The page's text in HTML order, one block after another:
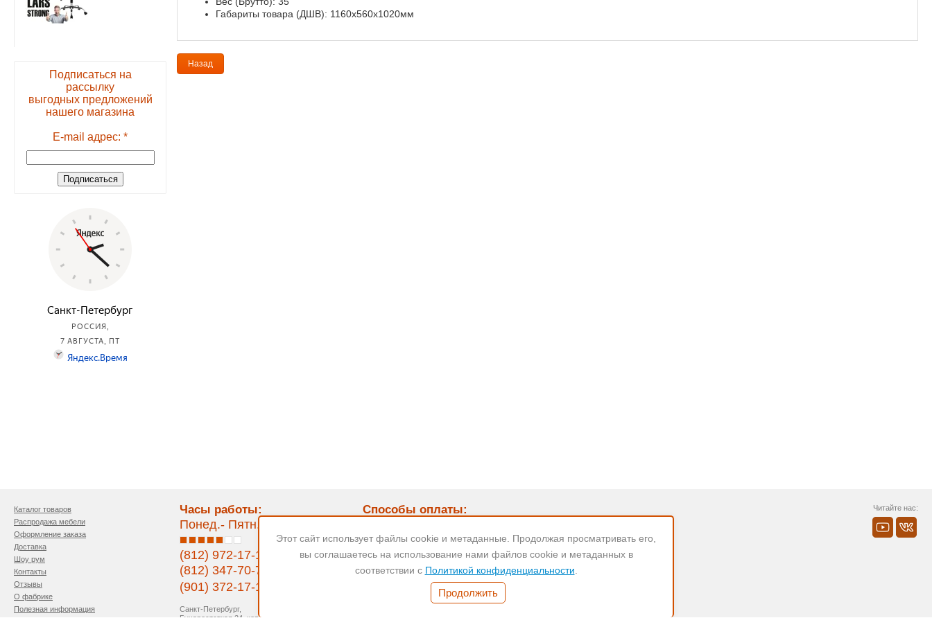
Подписаться на
рассылку
выгодных предложений
нашего магазина
E-mail адрес: *
Габариты товара (ДШВ): 1160x560x1020мм
Назад
Читайте нас:
Каталог товаров
Распродажа мебели
Оформление заказа
Доставка
Шоу рум
Контакты
Отзывы
О фабрике
Полезная информация
Часы работы:
Понед.- Пятн. 11:00-19:00
(812) 972-17-17
(812) 347-70-77
(901) 372-17-17
Санкт-Петербург,
Бухарестсткая 24, кор.4
Способы оплаты:
Банковский
перевод
Безнал для
юр.лиц
Этот сайт использует файлы cookie и метаданные. Продолжая просматривать его,
вы соглашаетесь на использование нами файлов cookie и метаданных в
соответствии с Политикой конфиденциальности
Продолжить